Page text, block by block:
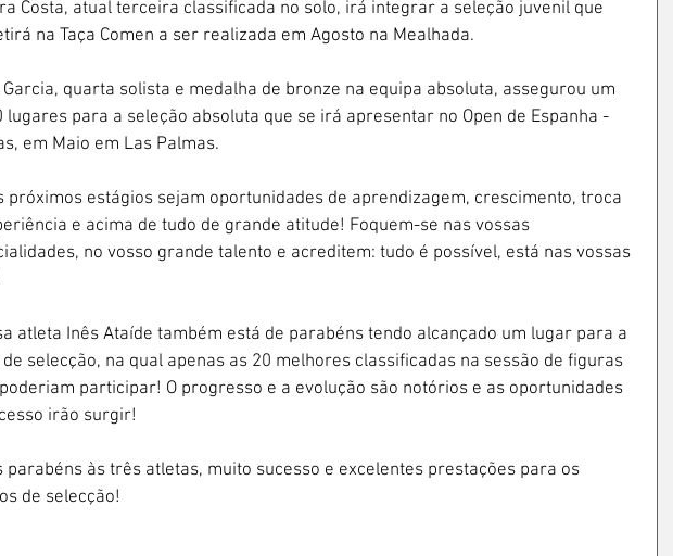
Costa, atual terceira classificada no solo, irá integrar a seleção juvenil que
na Taça Comen a ser realizada em Agosto na Mealhada.
quarta solista e medalha de bronze na equipa absoluta, assegurou um
lugares para a seleção absoluta que se irá apresentar no Open de Espanha -
em Maio em Las Palmas.
próximos estágios sejam oportunidades de aprendizagem, crescimento, troca
e acima de tudo de grande atitude! Foquem-se nas vossas
no vosso grande talento e acreditem: tudo é possível, está nas vossas
atleta Inês Ataíde também está de parabéns tendo alcançado um lugar para a
de selecção, na qual apenas as 20 melhores classificadas na sessão de figuras
participar! O progresso e a evolução são notórios e as oportunidades
irão surgir!
parabéns às três atletas, muito sucesso e excelentes prestações para os
de selecção!